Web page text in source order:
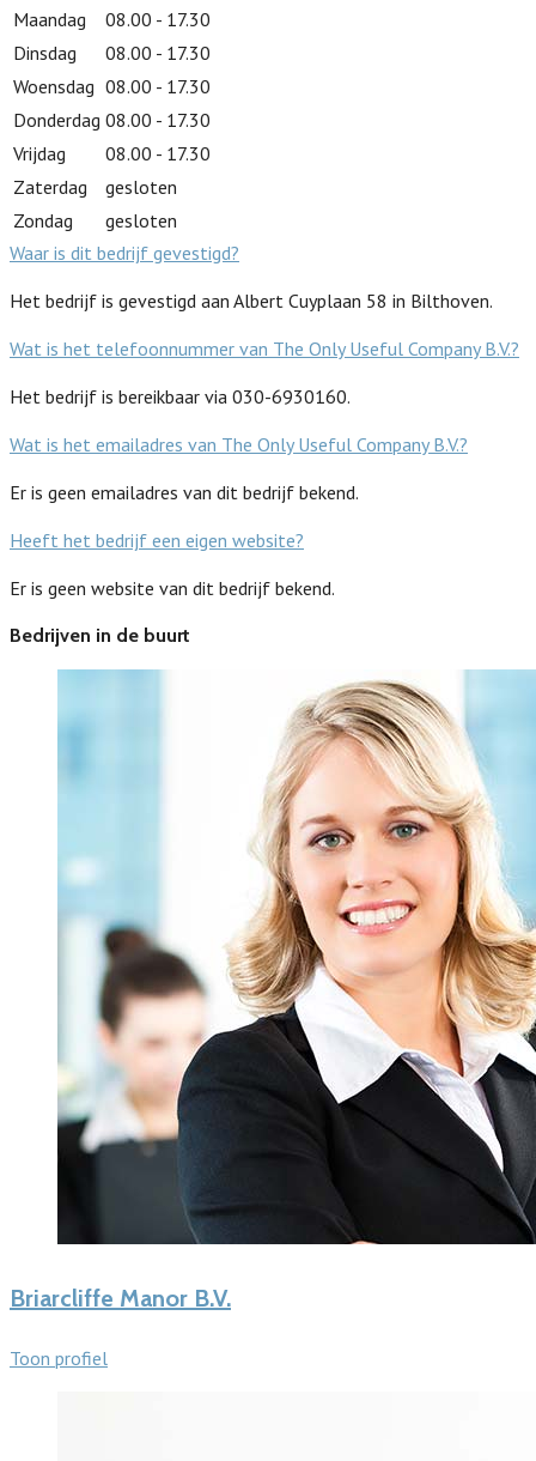
Maandag
08.00 - 17.30
Dinsdag
08.00 - 17.30
Woensdag 08.00 - 17.30
Donderdag 08.00 - 17.30
Vrijdag
08.00 - 17.30
Zaterdag
gesloten
Zondag
gesloten
Waar is dit bedrijf gevestigd?
Het bedrijf is gevestigd aan Albert Cuyplaan 58 in Bilthoven.
Wat is het telefoonnummer van The Only Useful Company B.V.?
Het bedrijf is bereikbaar via 030-6930160.
Wat is het emailadres van The Only Useful Company B.V.?
Er is geen emailadres van dit bedrijf bekend.
Heeft het bedrijf een eigen website?
Er is geen website van dit bedrijf bekend.
Bedrijven in de buurt
Briarcliffe Manor B.V.
Toon profiel